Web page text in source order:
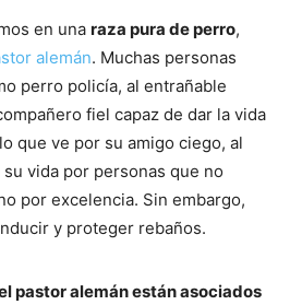
–
Razas
en una raza pura de perro,
alemán. Muchas personas
perro policía, al entrañable
fiel capaz de dar la vida
que ve por su amigo ciego, al
vida por personas que no
por excelencia. Sin embargo,
y proteger rebaños.
pastor alemán están asociados